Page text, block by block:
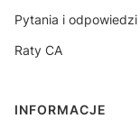
Pytania i odpowiedzi
Raty CA
INFORMACJE